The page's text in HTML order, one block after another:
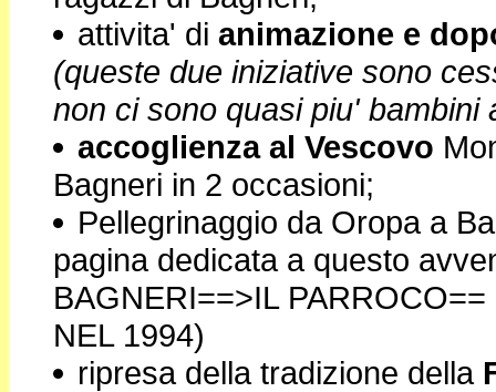
attivita' di animazione e
(queste due iniziative sono
non ci sono quasi piu' bambini
accoglienza al Vescovo
Bagneri in 2 occasioni;
Pellegrinaggio da Oropa a
pagina dedicata a questo
BAGNERI==>IL
NEL 1994)
ripresa della tradizione della